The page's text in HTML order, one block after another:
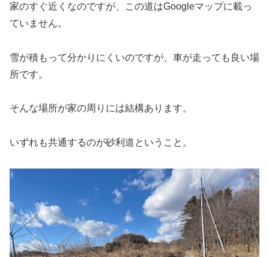
家のすぐ近くなのですが、この道はGoogleマップに載っ
ていません。
雪が積もって分かりにくいのですが、車が走っても良い場
所です。
そんな場所が家の周りには結構あります。
いずれも共通するのが砂利道ということ。